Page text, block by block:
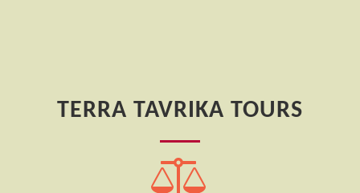
TERRA TAVRIKA TOURS